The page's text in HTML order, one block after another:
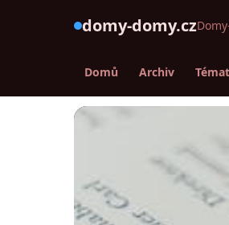
domy-domy.cz
Domů Archiv